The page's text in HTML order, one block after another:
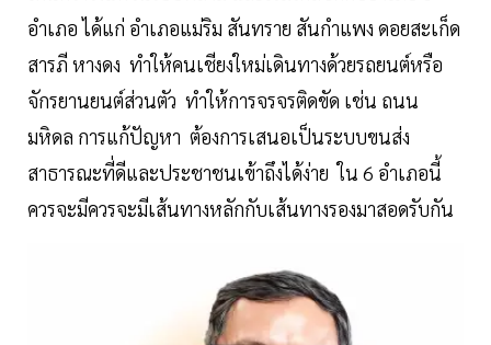
อำเภอ ได้แก่ อำเภอแม่ริม สันทราย สันกำแพง ดอยสะเก็ด
สารภี หางดง ทำให้คนเชียงใหม่เดินทางด้วยรถยนต์หรือ
จักรยานยนต์ส่วนตัว ทำให้การจรจรติดขัด เช่น ถนน
มหิดล การแก้ปัญหา ต้องการเสนอเป็นระบบขนส่ง
สาธารณะที่ดีและประชาชนเข้าถึงได้ง่าย ใน 6 อำเภอนี้
ควรจะมีควรจะมีเส้นทางหลักกับเส้นทางรองมาสอดรับกัน